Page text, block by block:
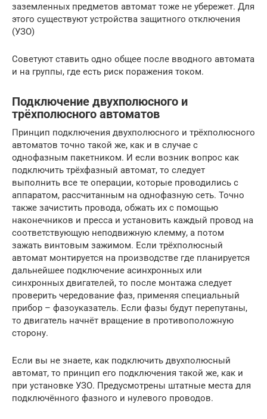
заземленных предметов автомат тоже не убережет. Для
этого существуют устройства защитного отключения
(УЗО)
Советуют ставить одно общее после вводного автомата
и на группы, где есть риск поражения током.
Подключение двухполюсного и
трёхполюсного автоматов
Принцип подключения двухполюсного и трёхполюсного
автоматов точно такой же, как и в случае с
однофазным пакетником. И если возник вопрос как
подключить трёхфазный автомат, то следует
выполнить все те операции, которые проводились с
аппаратом, рассчитанным на однофазную сеть. Точно
также зачистить провода, обжать их с помощью
наконечников и пресса и установить каждый провод на
соответствующую неподвижную клемму, а потом
зажать винтовым зажимом. Если трёхполюсный
автомат монтируется на производстве где планируется
дальнейшее подключение асинхронных или
синхронных двигателей, то после монтажа следует
проверить чередование фаз, применяя специальный
прибор – фазоуказатель. Если фазы будут перепутаны,
то двигатель начнёт вращение в противоположную
сторону.
Если вы не знаете, как подключить двухполюсный
автомат, то принцип его подключения такой же, как и
при установке УЗО. Предусмотрены штатные места для
подключённого фазного и нулевого проводов.